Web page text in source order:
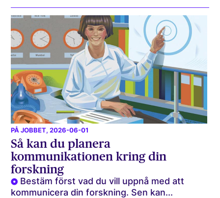
PÅ JOBBET, 2026-06-01
Så kan du planera
kommunikationen kring din
forskning
Bestäm först vad du vill uppnå med att
kommunicera din forskning. Sen kan...